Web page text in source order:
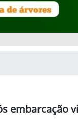
embarcação